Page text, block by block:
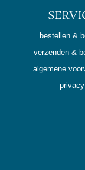
bestellen &
verzenden &
algemene
privacy